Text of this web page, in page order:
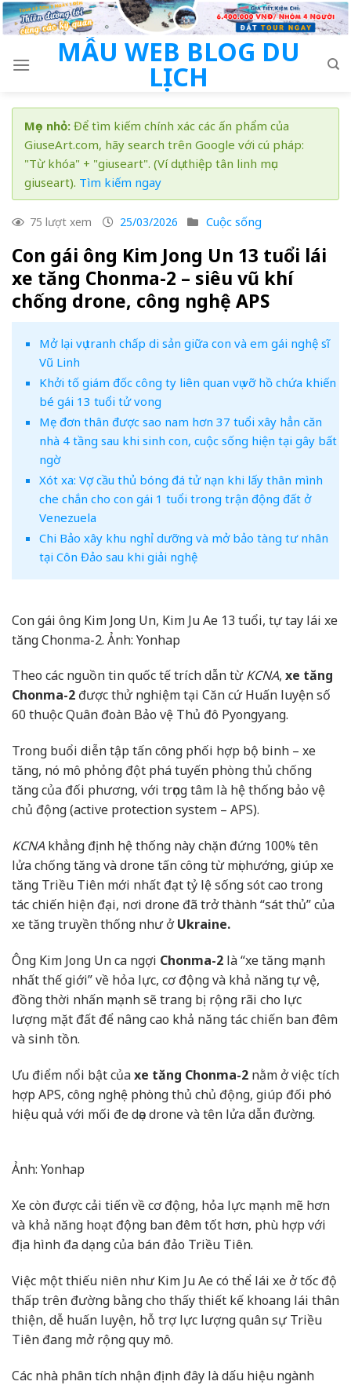
Skip
to
MẪU WEB BLOG DU
LỊCH
Mẹo nhỏ: Để tìm kiếm chính xác các ấn phẩm của
GiuseArt.com, hãy search trên Google với cú pháp:
"Từ khóa" + "giuseart". (Ví dụ: thiệp tân linh mục
giuseart). Tìm kiếm ngay
75 lượt xem 25/03/2026 Cuộc sống
Con gái ông Kim Jong Un 13 tuổi lái
xe tăng Chonma-2 – siêu vũ khí
chống drone, công nghệ APS
Mở lại vụ tranh chấp di sản giữa con và em gái nghệ sĩ
Vũ Linh
Khởi tố giám đốc công ty liên quan vụ vỡ hồ chứa khiến
bé gái 13 tuổi tử vong
Mẹ đơn thân được sao nam hơn 37 tuổi xây hẳn căn
nhà 4 tầng sau khi sinh con, cuộc sống hiện tại gây bất
ngờ
Xót xa: Vợ cầu thủ bóng đá tử nạn khi lấy thân mình
che chắn cho con gái 1 tuổi trong trận động đất ở
Venezuela
Chi Bảo xây khu nghỉ dưỡng và mở bảo tàng tư nhân
tại Côn Đảo sau khi giải nghệ
Con gái ông Kim Jong Un, Kim Ju Ae 13 tuổi, tự tay lái xe
tăng Chonma-2. Ảnh: Yonhap
Theo các nguồn tin quốc tế trích dẫn từKCNA, xe tăng
Chonma-2 được thử nghiệm tại Căn cứ Huấn luyện số
60 thuộc Quân đoàn Bảo vệ Thủ đô Pyongyang.
Trong buổi diễn tập tấn công phối hợp bộ binh – xe
tăng, nó mô phỏng đột phá tuyến phòng thủ chống
tăng của đối phương, với trọng tâm là hệ thống bảo vệ
chủ động (active protection system – APS).
KCNAkhẳng định hệ thống này chặn đứng 100% tên
lửa chống tăng và drone tấn công từ mọi hướng, giúp xe
tăng Triều Tiên mới nhất đạt tỷ lệ sống sót cao trong
tác chiến hiện đại, nơi drone đã trở thành “sát thủ” của
xe tăng truyền thống như ởUkraine.
Ông Kim Jong Un ca ngợi Chonma-2 là “xe tăng mạnh
nhất thế giới” về hỏa lực, cơ động và khả năng tự vệ,
đồng thời nhấn mạnh sẽ trang bị rộng rãi cho lực
lượng mặt đất để nâng cao khả năng tác chiến ban đêm
và sinh tồn.
Ưu điểm nổi bật củaxe tăng Chonma-2 nằm ở việc tích
hợp APS, công nghệ phòng thủ chủ động, giúp đối phó
hiệu quả với mối đe dọa drone và tên lửa dẫn đường.
Ảnh: Yonhap
Xe còn được cải tiến về cơ động, hỏa lực mạnh mẽ hơn
và khả năng hoạt động ban đêm tốt hơn, phù hợp với
địa hình đa dạng của bán đảo Triều Tiên.
Việc một thiếu niên như Kim Ju Ae có thể lái xe ở tốc độ
thấp trên đường bằng cho thấy thiết kế khoang lái thân
thiện, dễ huấn luyện, hỗ trợ lực lượng quân sự Triều
Tiên đang mở rộng quy mô.
Các nhà phân tích nhận định đây là dấu hiệu ngành